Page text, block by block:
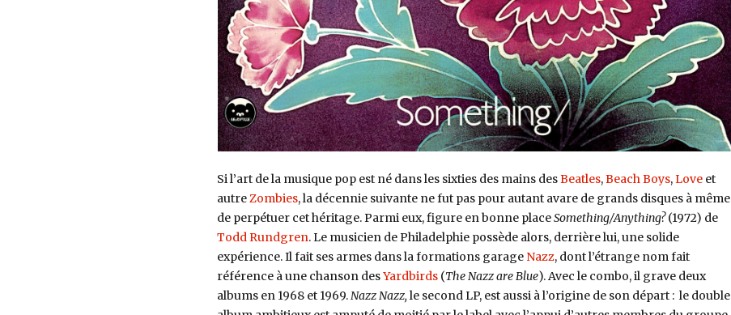
Si l’art de la musique pop est né dans les sixties des mains desBeatles,Beach Boys,Loveet
autreZombies, la décennie suivante ne fut pas pour autant avare de grands disques à même
de perpétuer cet héritage. Parmi eux, figure en bonne placeSomething/Anything?(1972) de
Todd Rundgren. Le musicien de Philadelphie possède alors, derrière lui, une solide
expérience. Il fait ses armes dans la formations garage Nazz, dont l’étrange nom fait
référence à une chanson desYardbirds(The Nazz are Blue). Avec le combo, il grave deux
albums en 1968 et 1969.Nazz Nazz, le second LP, est aussi à l’origine de son départ : le double